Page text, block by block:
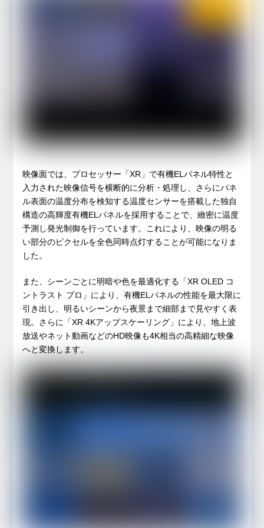
映像面では、プロセッサー「XR」で有機ELパネル特性と
入力された映像信号を横断的に分析・処理し、さらにパネ
ル表面の温度分布を検知する温度センサーを搭載した独自
構造の高輝度有機ELパネルを採用することで、緻密に温度
予測し発光制御を行っています。これにより、映像の明る
い部分のピクセルを全色同時点灯することが可能になりま
した。
また、シーンごとに明暗や色を最適化する「XR OLED コ
ントラスト プロ」により、有機ELパネルの性能を最大限に
引き出し、明るいシーンから夜景まで細部まで見やすく表
現。さらに「XR 4Kアップスケーリング」により、地上波
放送やネット動画などのHD映像も4K相当の高精細な映像
へと変換します。